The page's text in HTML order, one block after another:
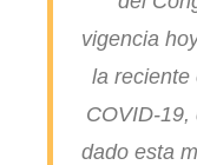
vigencia
la reciente
COVID-19,
dado esta